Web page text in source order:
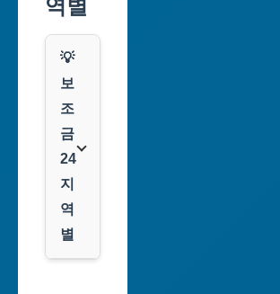
역별
💡
보
조
금
24
지
역
별